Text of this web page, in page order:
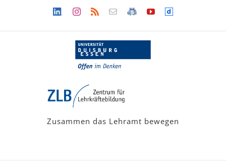
LinkedinInstagram
Rss Newsletter
LehramtsWiki
YouTubeDailymotion
Zusammen das Lehramt bewegen